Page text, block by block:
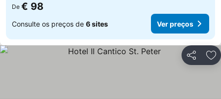
De € 98
Consulte os preços de 6 sites Ver preços
Partilhar